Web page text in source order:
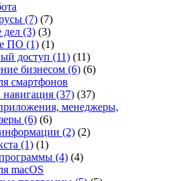
(7) (7)
дел (3) (3)
ПО (1) (1)
доступ (11) (11)
бизнесом (6) (6)
смартфонов
(37) (37)
менеджеры,
(6) (6)
(2) (2)
(1) (1)
(4) (4)
macOS